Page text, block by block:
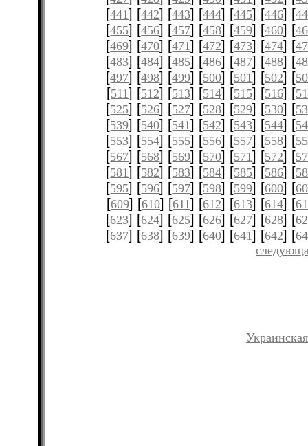
[441] [442] [443] [444] [445] [446] [
[455] [456] [457] [458] [459] [460] [
[469] [470] [471] [472] [473] [474] [
[483] [484] [485] [486] [487] [488] [
[497] [498] [499] [500] [501] [502] [
[511] [512] [513] [514] [515] [516] [
[525] [526] [527] [528] [529] [530] [
[539] [540] [541] [542] [543] [544] [
[553] [554] [555] [556] [557] [558] [
[567] [568] [569] [570] [571] [572] [
[581] [582] [583] [584] [585] [586] [
[595] [596] [597] [598] [599] [600] [
[609] [610] [611] [612] [613] [614] [
[623] [624] [625] [626] [627] [628] [
[637] [638] [639] [640] [641] [642] [